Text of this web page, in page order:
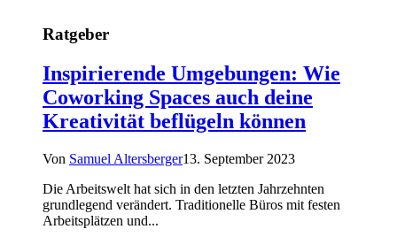
Ratgeber
Inspirierende Umgebungen: Wie
Coworking Spaces auch deine
Kreativität beflügeln können
Von Samuel Altersberger13. September 2023
Die Arbeitswelt hat sich in den letzten Jahrzehnten
grundlegend verändert. Traditionelle Büros mit festen
Arbeitsplätzen und...